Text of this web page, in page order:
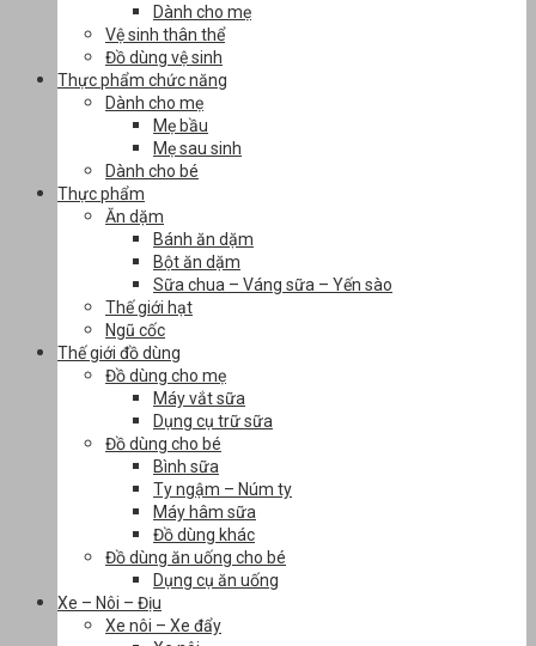
Dành cho mẹ
Vệ sinh thân thể
Đồ dùng vệ sinh
Thực phẩm chức năng
Dành cho mẹ
Mẹ bầu
Mẹ sau sinh
Dành cho bé
Thực phẩm
Ăn dặm
Bánh ăn dặm
Bột ăn dặm
Sữa chua – Váng sữa – Yến sào
Thế giới hạt
Ngũ cốc
Thế giới đồ dùng
Đồ dùng cho mẹ
Máy vắt sữa
Dụng cụ trữ sữa
Đồ dùng cho bé
Bình sữa
Ty ngậm – Núm ty
Máy hâm sữa
Đồ dùng khác
Đồ dùng ăn uống cho bé
Dụng cụ ăn uống
Xe – Nôi – Địu
Xe nôi – Xe đẩy